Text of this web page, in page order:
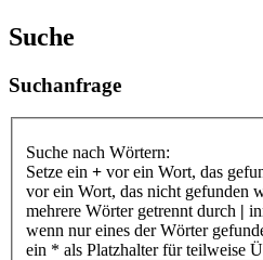
Suche
Suchanfrage
Suche nach Wörtern:
Setze ein + vor ein Wort, das
vor ein Wort, das nicht gefunden
mehrere Wörter getrennt durch |
wenn nur eines der Wörter
ein * als Platzhalter für teilweise